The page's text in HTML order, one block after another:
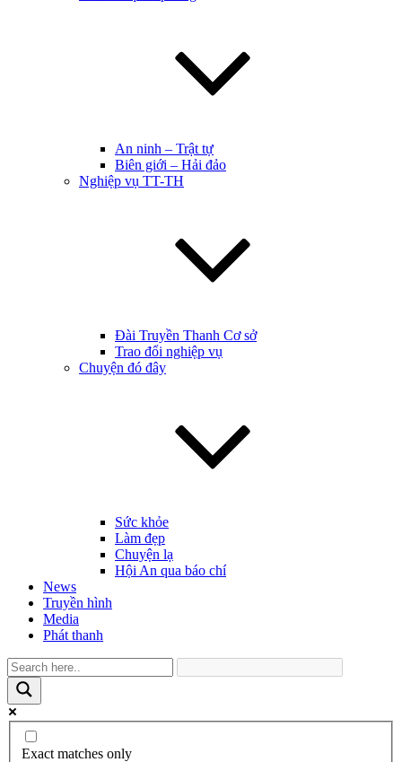
An ninh – Trật tự
Biên giới – Hải đảo
Nghiệp vụ TT-TH
Đài Truyền Thanh Cơ sở
Trao đổi nghiệp vụ
Chuyện đó đây
Sức khỏe
Làm đẹp
Chuyện lạ
Hội An qua báo chí
News
Truyền hình
Media
Phát thanh
Exact matches only